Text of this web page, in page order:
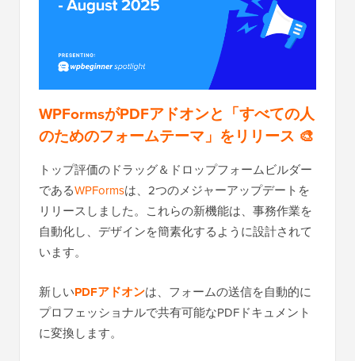
WPFormsがPDFアドオンと「すべての人
のためのフォームテーマ」をリリース 🎨
トップ評価のドラッグ＆ドロップフォームビルダー
であるWPFormsは、2つのメジャーアップデートを
リリースしました。これらの新機能は、事務作業を
自動化し、デザインを簡素化するように設計されて
います。
新しいPDFアドオンは、フォームの送信を自動的に
プロフェッショナルで共有可能なPDFドキュメント
に変換します。